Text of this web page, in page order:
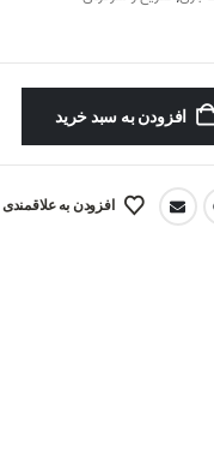
افزودن به سبد خرید
افزودن به علاقمندی